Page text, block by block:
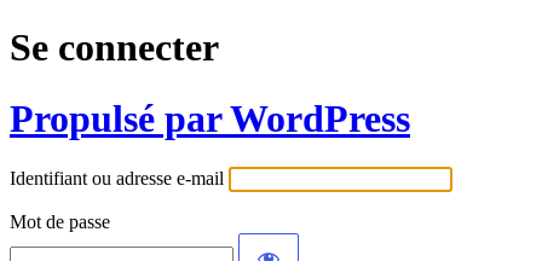
Se connecter
Propulsé par WordPress
Identifiant ou adresse e-mail
Mot de passe